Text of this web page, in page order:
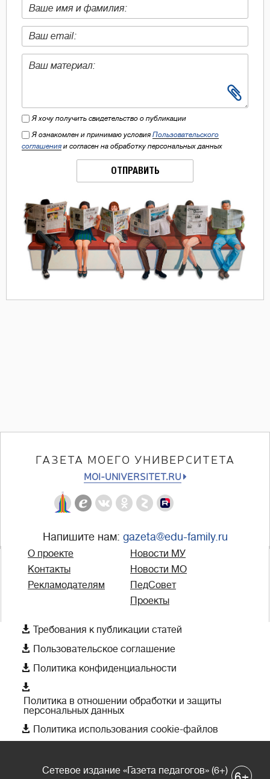
Я хочу получить свидетельство о публикации
Я ознакомлен и принимаю условия Пользовательского
соглашения и согласен на обработку персональных данных
ОТПРАВИТЬ
ГАЗЕТА МОЕГО УНИВЕРСИТЕТА
MOI-UNIVERSITET.RU
Напишите нам: gazeta@edu-family.ru
О проекте
Контакты
Рекламодателям
Новости МУ
Новости МО
ПедСовет
Проекты
 Требования к публикации статей
 Пользовательское соглашение
 Политика конфиденциальности

Политика в отношении обработки и защиты
персональных данных
 Политика использования cookie-файлов
Сетевое издание «Газета педагогов» (6+)